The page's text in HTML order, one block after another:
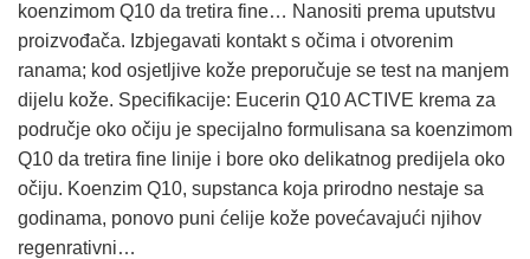
koenzimom Q10 da tretira fine… Nanositi prema uputstvu
proizvođača. Izbjegavati kontakt s očima i otvorenim
ranama; kod osjetljive kože preporučuje se test na manjem
dijelu kože. Specifikacije: Eucerin Q10 ACTIVE krema za
područje oko očiju je specijalno formulisana sa koenzimom
Q10 da tretira fine linije i bore oko delikatnog predijela oko
očiju. Koenzim Q10, supstanca koja prirodno nestaje sa
godinama, ponovo puni ćelije kože povećavajući njihov
regenrativni…